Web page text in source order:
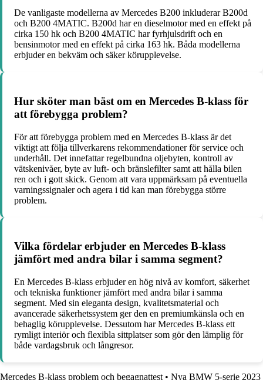
De vanligaste modellerna av Mercedes B200 inkluderar B200d
och B200 4MATIC. B200d har en dieselmotor med en effekt på
cirka 150 hk och B200 4MATIC har fyrhjulsdrift och en
bensinmotor med en effekt på cirka 163 hk. Båda modellerna
erbjuder en bekväm och säker körupplevelse.
Hur sköter man bäst om en Mercedes B-klass för
att förebygga problem?
För att förebygga problem med en Mercedes B-klass är det
viktigt att följa tillverkarens rekommendationer för service och
underhåll. Det innefattar regelbundna oljebyten, kontroll av
vätskenivåer, byte av luft- och bränslefilter samt att hålla bilen
ren och i gott skick. Genom att vara uppmärksam på eventuella
varningssignaler och agera i tid kan man förebygga större
problem.
Vilka fördelar erbjuder en Mercedes B-klass
jämfört med andra bilar i samma segment?
En Mercedes B-klass erbjuder en hög nivå av komfort, säkerhet
och tekniska funktioner jämfört med andra bilar i samma
segment. Med sin eleganta design, kvalitetsmaterial och
avancerade säkerhetssystem ger den en premiumkänsla och en
behaglig körupplevelse. Dessutom har Mercedes B-klass ett
rymligt interiör och flexibla sittplatser som gör den lämplig för
både vardagsbruk och långresor.
Mercedes B-klass problem och begagnattest • Nya BMW 5-serie 2023